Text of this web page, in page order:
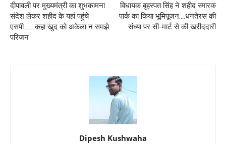
दीपावली पर मुख्यमंत्री का शुभकामना
संदेश लेकर शहीद के यहां पहुंचे
एसपी...... कहा खुद को अकेला न समझे
परिजन
विधायक बृहस्पत सिंह ने शहीद स्मारक
पार्क का किया भूमिपूजन....धनतेरस की
संध्या पर सी-मार्ट से की खरीददारी
Dipesh Kushwaha